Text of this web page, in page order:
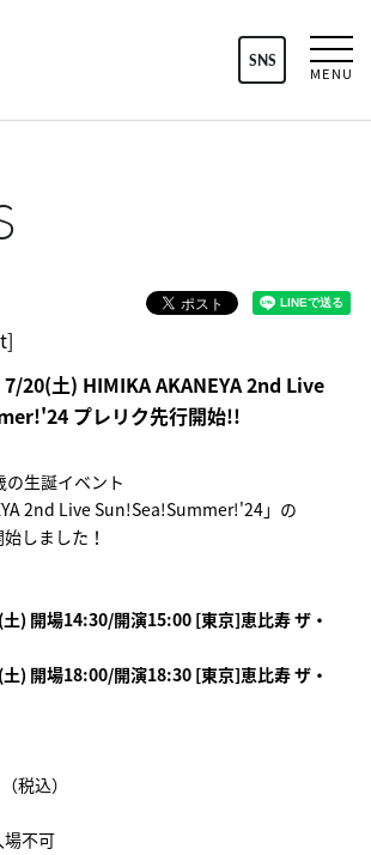
SNS
MENU
7/20(土) HIMIKA AKANEYA 2nd Live
プレリク先行開始!!
生誕イベント
2nd Live Sun!Sea!Summer!'24」の
しました！
) 開場14:30/開演15:00 [東京]恵比寿 ザ・
) 開場18:00/開演18:30 [東京]恵比寿 ザ・
税込）
不可